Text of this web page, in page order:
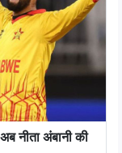
नीता अंबानी की